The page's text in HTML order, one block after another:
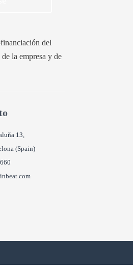
del
la empresa y de
13,
(Spain)